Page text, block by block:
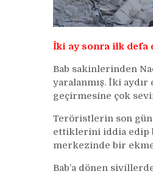
İki ay sonra ilk defa
Bab sakinlerinden
yaralanmış. İki aydır
geçirmesine çok
Teröristlerin son
ettiklerini iddia edip
merkezinde bir
Bab’a dönen